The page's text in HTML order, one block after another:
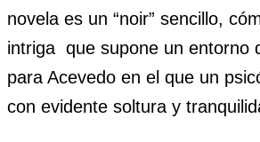
novela es un “noir” sencillo,
intriga que supone un entorno
para Acevedo en el que un
con evidente soltura y